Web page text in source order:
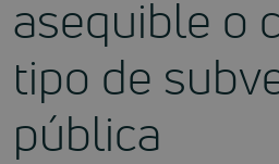
asequible o
tipo de
pública